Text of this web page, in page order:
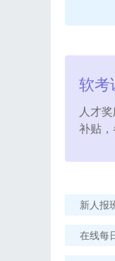
软考
人才
补贴
新人报
在线每